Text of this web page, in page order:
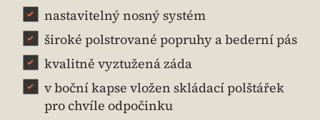
nastavitelný nosný systém
široké polstrované popruhy a bederní pás
kvalitně vyztužená záda
v boční kapse vložen skládací polštářek
pro chvíle odpočinku